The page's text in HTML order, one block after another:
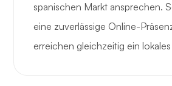
spanischen Markt ansprechen.
eine zuverlässige Online-
erreichen gleichzeitig ein